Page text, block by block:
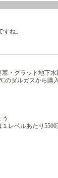
ね。
・グラッド地下水
のダルガスから購
レベルあたり